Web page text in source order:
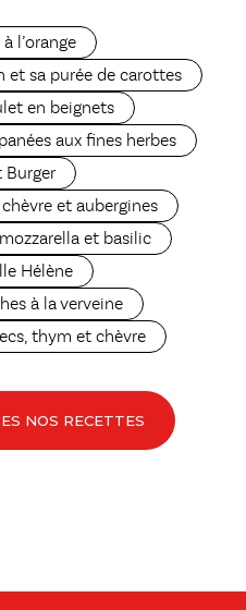
l’orange
et sa purée de carottes
en beignets
aux fines herbes
Burger
et aubergines
et basilic
Hélène
à la verveine
thym et chèvre
NOS RECETTES